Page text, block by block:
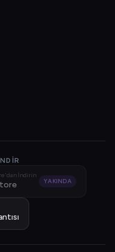
İndirin
YAKINDA